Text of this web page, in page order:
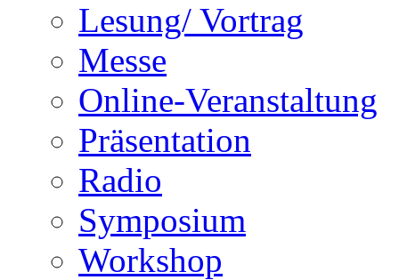
Lesung/ Vortrag
Messe
Online-Veranstaltung
Präsentation
Radio
Symposium
Workshop